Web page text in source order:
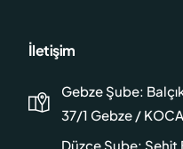
İletişim
Gebze Şube:
37/1 Gebze /
Düzce Şube: Şehit